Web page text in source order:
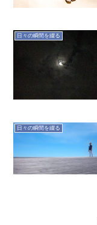
日々の瞬間を綴る
日々の瞬間を綴る